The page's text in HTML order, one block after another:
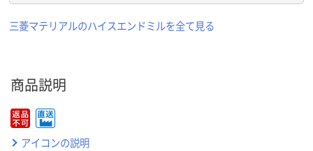
三菱マテリアルのハイスエンドミルを全て見る
商品説明
アイコンの説明